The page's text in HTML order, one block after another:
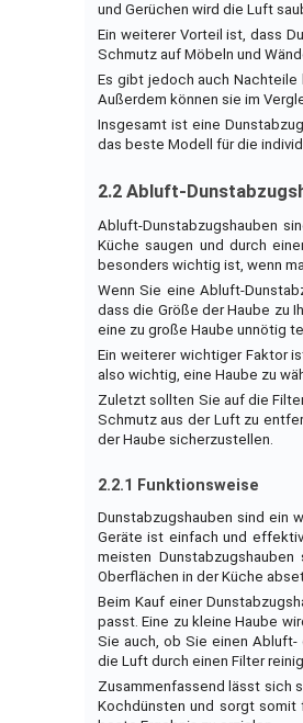
und Gerüchen wird die Luft
Ein weiterer Vorteil ist, dass
Schmutz auf Möbeln und
Es gibt jedoch auch Nachteile
Außerdem können sie im
Insgesamt ist eine
das beste Modell für die
2.2 Abluft-
Abluft-Dunstabzugshauben
Küche saugen und durch
besonders wichtig ist, wenn
Wenn Sie eine Abluft-
dass die Größe der Haube zu
eine zu große Haube unnötig
Ein weiterer wichtiger Faktor
also wichtig, eine Haube zu
Zuletzt sollten Sie auf die
Schmutz aus der Luft zu
der Haube sicherzustellen.
2.2.1 Funktionsweise
Dunstabzugshauben sind ein
Geräte ist einfach und
meisten
Oberflächen in der Küche
Beim Kauf einer
passt. Eine zu kleine Haube
Sie auch, ob Sie einen
die Luft durch einen Filter
Zusammenfassend lässt sich
Kochdünsten und sorgt somit